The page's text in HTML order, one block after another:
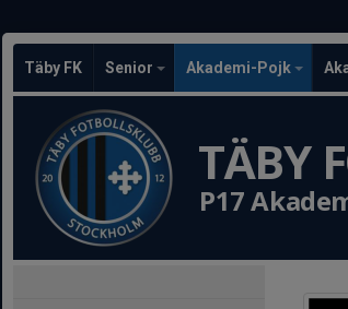
Täby FK Senior Akademi-Pojk
TÄBY
P17